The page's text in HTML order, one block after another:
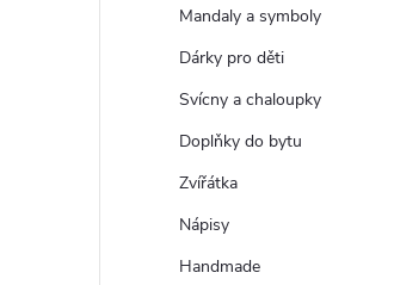
Mandaly a symboly
Dárky pro děti
Svícny a chaloupky
Doplňky do bytu
Zvířátka
Nápisy
Handmade